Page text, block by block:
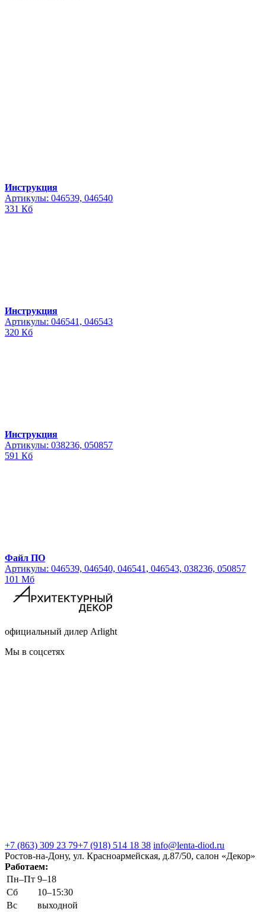
Инструкция
Артикулы: 046539, 046540
331 Кб
Инструкция
Артикулы: 046541, 046543
320 Кб
Инструкция
Артикулы: 038236, 050857
591 Кб
Файл ПО
Артикулы: 046539, 046540, 046541, 046543, 038236, 050857
101 Мб
официальный дилер Arlight
Мы в соцсетях
+7 (863) 309 23 79+7 (918) 514 18 38 info@lenta-diod.ru
Ростов-на-Дону, ул. Красноармейская, д.87/50, салон «Декор»
Работаем:
Пн–Пт 9–18
Сб
10–15:30
Вс
выходной